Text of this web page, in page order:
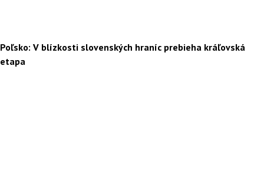
Poľsko: V blízkosti slovenských hraníc prebieha kráľovská
etapa